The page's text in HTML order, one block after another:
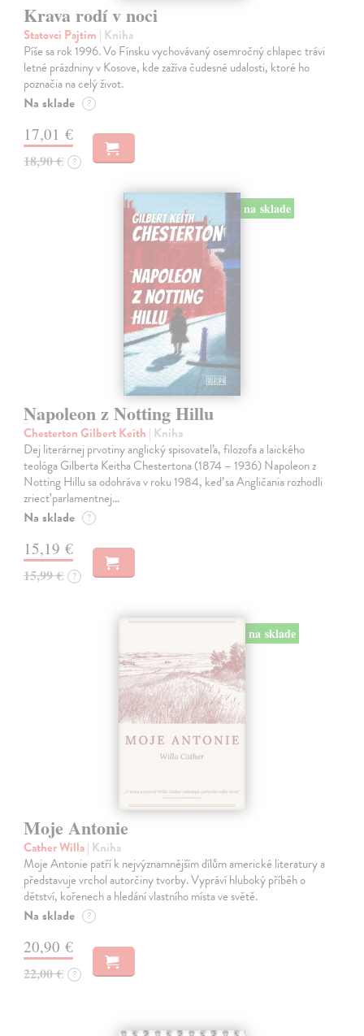
Krava rodí v noci
Statovci Pajtim | Kniha
Píše sa rok 1996. Vo Fínsku vychovávaný osemročný chlapec trávi
letné prázdniny v Kosove, kde zažíva čudesné udalosti, ktoré ho
poznačia na celý život.
Na sklade ?
17,01 €
18,90 € ?
na sklade
Napoleon z Notting Hillu
Chesterton Gilbert Keith | Kniha
Dej literárnej prvotiny anglický spisovateľa, filozofa a laického
teológa Gilberta Keitha Chestertona (1874 – 1936) Napoleon z
Notting Hillu sa odohráva v roku 1984, keď sa Angličania rozhodli
zriecť parlamentnej…
Na sklade ?
15,19 €
15,99 € ?
na sklade
Moje Antonie
Cather Willa| Kniha
Moje Antonie patří k nejvýznamnějším dílům americké literatury a
představuje vrchol autorčiny tvorby. Vypráví hluboký příběh o
dětství, kořenech a hledání vlastního místa ve světě.
Na sklade ?
20,90 €
22,00 € ?